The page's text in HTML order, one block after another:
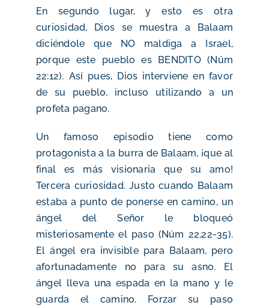
En segundo lugar, y esto es otra
curiosidad, Dios se muestra a Balaam
diciéndole que NO maldiga a Israel,
porque este pueblo es BENDITO (Núm
22:12). Así pues, Dios interviene en favor
de su pueblo, incluso utilizando a un
profeta pagano.
Un famoso episodio tiene como
protagonista a la burra de Balaam, ¡que al
final es más visionaria que su amo!
Tercera curiosidad. Justo cuando Balaam
estaba a punto de ponerse en camino, un
ángel del Señor le bloqueó
misteriosamente el paso (Núm 22,22-35).
El ángel era invisible para Balaam, pero
afortunadamente no para su asno. El
ángel lleva una espada en la mano y le
guarda el camino. Forzar su paso